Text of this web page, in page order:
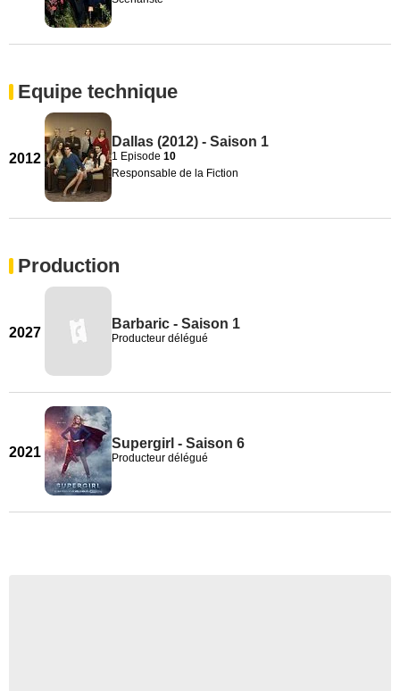
Equipe technique
2012
Dallas (2012) - Saison 1
1 Episode 10
Responsable de la Fiction
Production
2027
Barbaric - Saison 1
Producteur délégué
2021
Supergirl - Saison 6
Producteur délégué